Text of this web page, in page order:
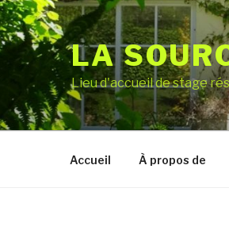
LA
Lieu d'accueil de stage
Accueil À propos de